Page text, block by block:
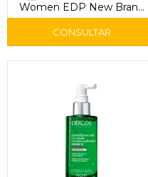
Women EDP New Brand
100ml.